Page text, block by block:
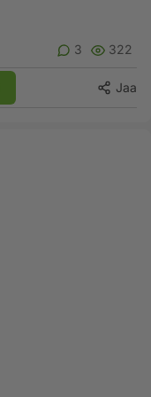
3 322
Jaa